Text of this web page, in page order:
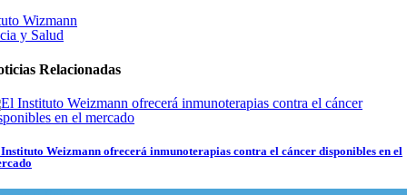
Wizmann
y Salud
Relacionadas
Weizmann ofrecerá inmunoterapias contra el cáncer disponibles en el